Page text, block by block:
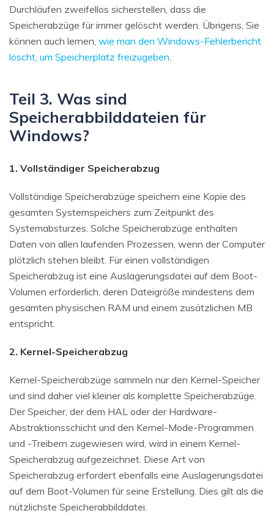
Durchläufen zweifellos sicherstellen, dass die
Speicherabzüge für immer gelöscht werden. Übrigens, Sie
können auch lernen, wie man den Windows-Fehlerbericht
löscht, um Speicherplatz freizugeben
Teil 3. Was sind
Speicherabbilddateien für
Windows?
1. Vollständiger Speicherabzug
Vollständige Speicherabzüge speichern eine Kopie des
gesamten Systemspeichers zum Zeitpunkt des
Systemabsturzes. Solche Speicherabzüge enthalten
Daten von allen laufenden Prozessen, wenn der Computer
plötzlich stehen bleibt. Für einen vollständigen
Speicherabzug ist eine Auslagerungsdatei auf dem Boot-
Volumen erforderlich, deren Dateigröße mindestens dem
gesamten physischen RAM und einem zusätzlichen MB
entspricht.
2. Kernel-Speicherabzug
Kernel-Speicherabzüge sammeln nur den Kernel-Speicher
und sind daher viel kleiner als komplette Speicherabzüge.
Der Speicher, der dem HAL oder der Hardware-
Abstraktionsschicht und den Kernel-Mode-Programmen
und -Treibern zugewiesen wird, wird in einem Kernel-
Speicherabzug aufgezeichnet. Diese Art von
Speicherabzug erfordert ebenfalls eine Auslagerungsdatei
auf dem Boot-Volumen für seine Erstellung. Dies gilt als die
nützlichste Speicherabbilddatei.